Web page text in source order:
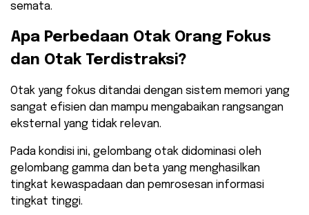
semata.
​Apa Perbedaan Otak Orang Fokus
dan Otak Terdistraksi?
​Otak yang fokus ditandai dengan sistem memori yang
sangat efisien dan mampu mengabaikan rangsangan
eksternal yang tidak relevan.
Pada kondisi ini, gelombang otak didominasi oleh
gelombang gamma dan beta yang menghasilkan
tingkat kewaspadaan dan pemrosesan informasi
tingkat tinggi.